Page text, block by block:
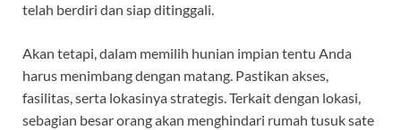
telah berdiri dan siap ditinggali.
Akan tetapi, dalam memilih hunian impian tentu Anda
harus menimbang dengan matang. Pastikan akses,
fasilitas, serta lokasinya strategis. Terkait dengan lokasi,
sebagian besar orang akan menghindari rumah tusuk sate